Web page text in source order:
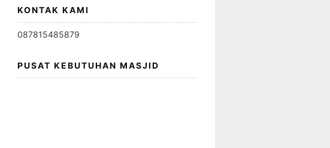
KONTAK KAMI
087815485879
PUSAT KEBUTUHAN MASJID